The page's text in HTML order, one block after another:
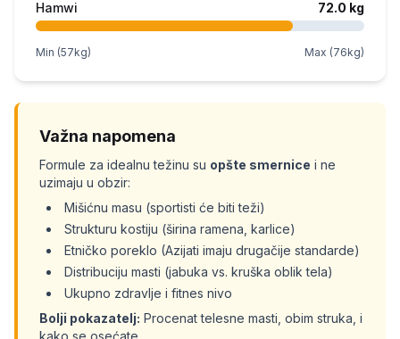
Hamwi 72.0 kg
Min (57kg) Max (76kg)
Važna napomena
Formule za idealnu težinu su opšte smernice i ne
uzimaju u obzir:
Mišićnu masu (sportisti će biti teži)
Strukturu kostiju (širina ramena, karlice)
Etničko poreklo (Azijati imaju drugačije standarde)
Distribuciju masti (jabuka vs. kruška oblik tela)
Ukupno zdravlje i fitnes nivo
Bolji pokazatelj: Procenat telesne masti, obim struka, i
kako se osećate.